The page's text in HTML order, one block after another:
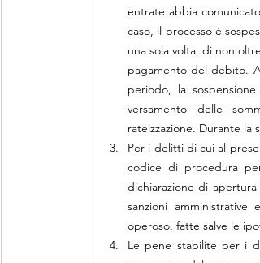
entrate abbia
caso, il processo è
una sola volta, di non
pagamento del debito.
periodo, la
versamento delle
rateizzazione. Durante la
Per i delitti di cui al
codice di procedura
dichiarazione di
sanzioni
operoso, fatte salve le
Le pene stabilite per i